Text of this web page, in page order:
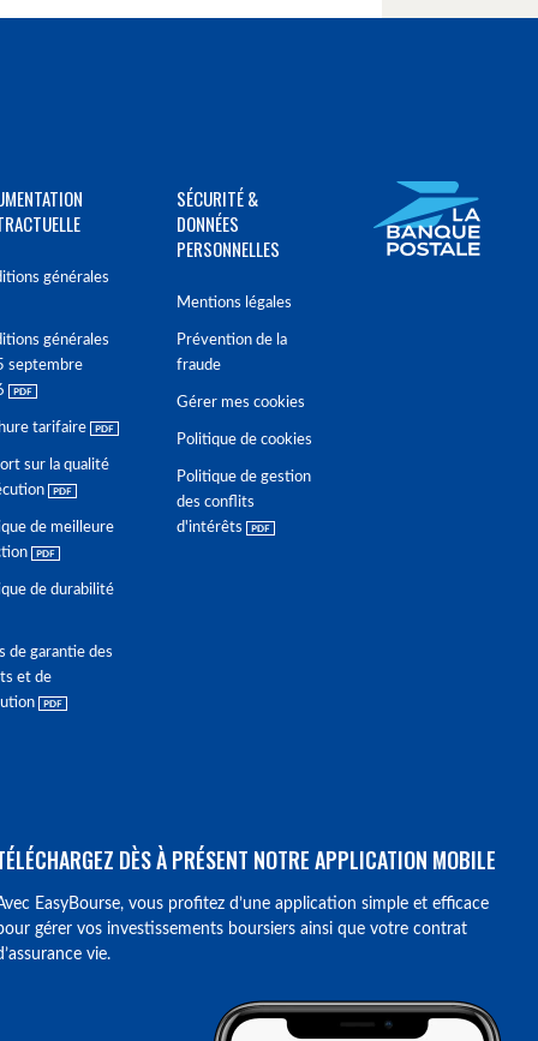
générales
générales
septembre
tarifaire
sur la qualité
de meilleure
de durabilité
de garantie des
et de
SÉCURITÉ &
DONNÉES
PERSONNELLES
Mentions légales
Prévention de la
fraude
Gérer mes cookies
Politique de cookies
Politique de gestion
des conflits
d'intérêts
DÈS À PRÉSENT NOTRE APPLICATION MOBILE
EasyBourse, vous profitez d’une application simple et efficace
gérer vos investissements boursiers ainsi que votre contrat
vie.